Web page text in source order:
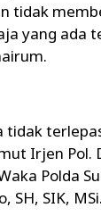
tidak
yang ada
tidak
Irjen Pol.
Polda
SH, SIK, MSi.